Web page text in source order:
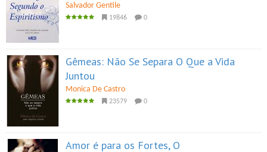
Salvador Gentile
19846 0
Gêmeas: Não Se Separa O Que a Vida
Juntou
Monica De Castro
23579 0
Amor é para os Fortes, O